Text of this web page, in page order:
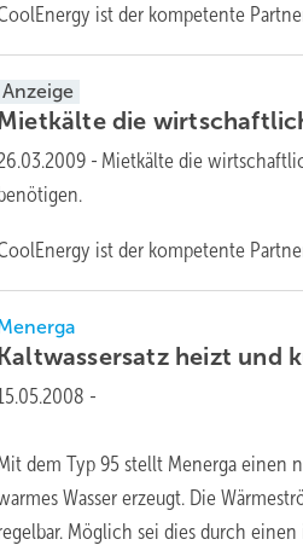
ist der kompetente
Anzeige
die
- Mietkälte die
ist der kompetente
heizt und
-
dem Typ 95 stellt Menerga einen
Wasser erzeugt. Die
Möglich sei dies durch